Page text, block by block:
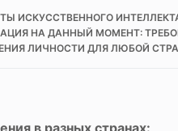
ИСКУССТВЕННОГО
НА ДАННЫЙ МОМЕНТ:
ЛИЧНОСТИ ДЛЯ ЛЮБОЙ